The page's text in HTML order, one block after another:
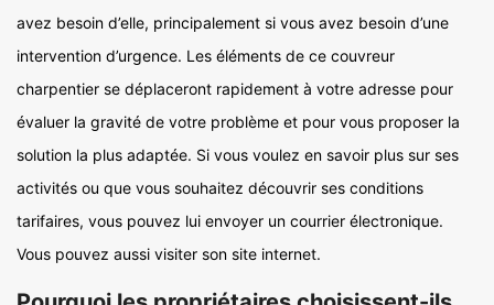
avez besoin d’elle, principalement si vous avez besoin d’une
intervention d’urgence. Les éléments de ce couvreur
charpentier se déplaceront rapidement à votre adresse pour
évaluer la gravité de votre problème et pour vous proposer la
solution la plus adaptée. Si vous voulez en savoir plus sur ses
activités ou que vous souhaitez découvrir ses conditions
tarifaires, vous pouvez lui envoyer un courrier électronique.
Vous pouvez aussi visiter son site internet.